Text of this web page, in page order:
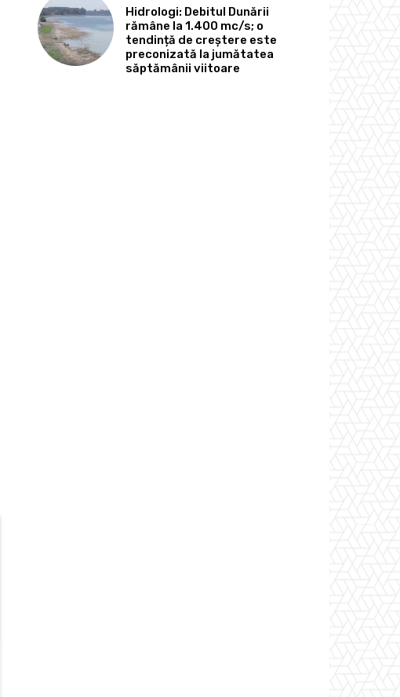
Hidrologi: Debitul Dunării
rămâne la 1.400 mc/s; o
tendință de creștere este
preconizată la jumătatea
săptămânii viitoare